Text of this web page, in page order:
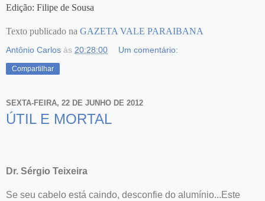
Edição: Filipe de Sousa
Texto publicado na GAZETA VALE PARAIBANA
Antônio Carlos às 20:28:00 Um comentário:
Compartilhar
SEXTA-FEIRA, 22 DE JUNHO DE 2012
ÚTIL E MORTAL
Dr. Sérgio Teixeira
Se seu cabelo está caindo, desconfie do alumínio...Este